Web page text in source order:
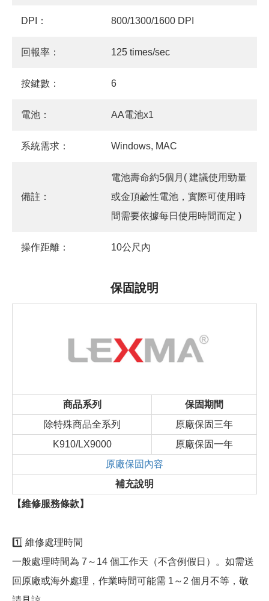
DPI： 800/1300/1600 DPI
回報率： 125 times/sec
按鍵數： 6
電池： AA電池x1
系統需求： Windows, MAC
備註：
電池壽命約5個月( 建議使用勁量
或金頂鹼性電池，實際可使用時
間需要依據每日使用時間而定 )
操作距離： 10公尺內
保固說明
商品系列
保固期間
除特殊商品全系列
原廠保固三年
K910/LX9000
原廠保固一年
原廠保固內容
補充說明
【維修服務條款】
1️⃣ 維修處理時間
一般處理時間為 7～14 個工作天（不含例假日）。如需送
回原廠或海外處理，作業時間可能需 1～2 個月不等，敬